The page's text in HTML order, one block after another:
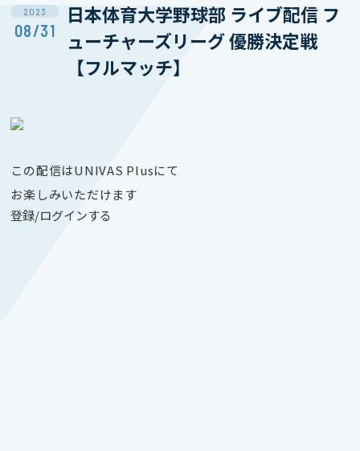
2023
08/31
日本体育大学野球部 ライブ配信 フ
ューチャーズリーグ 優勝決定戦
【フルマッチ】
この配信はUNIVAS Plusにて
お楽しみいただけます
登録/ログインする